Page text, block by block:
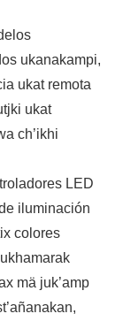
ukanakampi,
ukat remota
ukat
ch’ikhi
LED
iluminación
colores
mä juk’amp